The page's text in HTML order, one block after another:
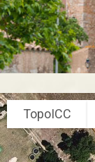
TopoICC